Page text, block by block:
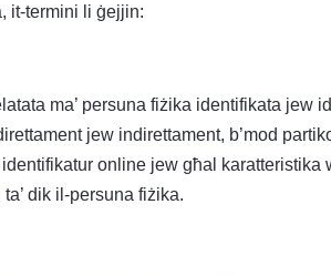
it-termini li ġejjin:
ma’ persuna fiżika identifikata jew
jew indirettament, b’mod
online jew għal
dik il-persuna fiżika.